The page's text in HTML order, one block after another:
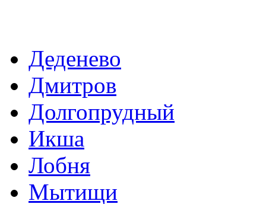
Деденево
Дмитров
Долгопрудный
Икша
Лобня
Мытищи